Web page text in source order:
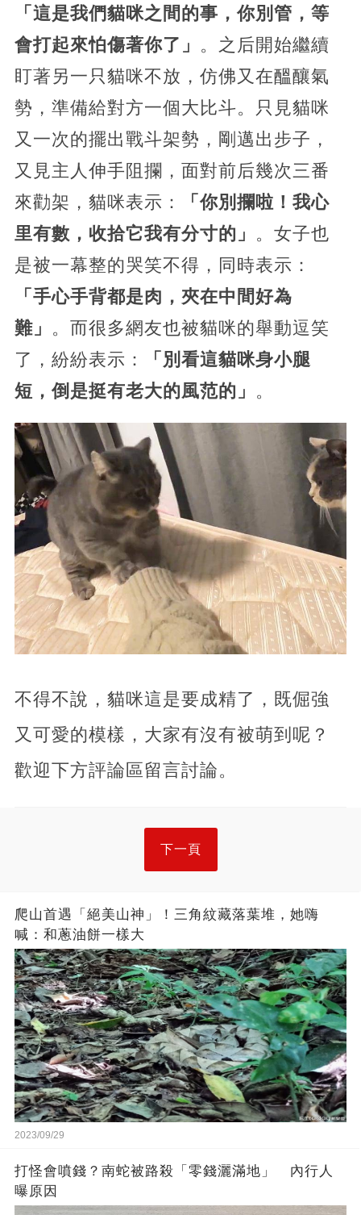
「這是我們貓咪之間的事，你別管，等
會打起來怕傷著你了」 。之后開始繼續
盯著另一只貓咪不放，仿佛又在醞釀氣
勢，準備給對方一個大比斗。只見貓咪
又一次的擺出戰斗架勢，剛邁出步子，
又見主人伸手阻攔，面對前后幾次三番
來勸架，貓咪表示：
「你別攔啦！我心
里有數，收拾它我有分寸的」 。女子也
是被一幕整的哭笑不得，同時表示：
「手心手背都是肉，夾在中間好為
難」 。而很多網友也被貓咪的舉動逗笑
了，紛紛表示：
「別看這貓咪身小腿
短，倒是挺有老大的風范的」 。
不得不說，貓咪這是要成精了，既倔強
又可愛的模樣，大家有沒有被萌到呢？
歡迎下方評論區留言討論。
下一頁
爬山首遇「絕美山神」！三角紋藏落葉堆，她嗨
喊：和蔥油餅一樣大
2023/09/29
打怪會噴錢？南蛇被路殺「零錢灑滿地」 內行人
曝原因